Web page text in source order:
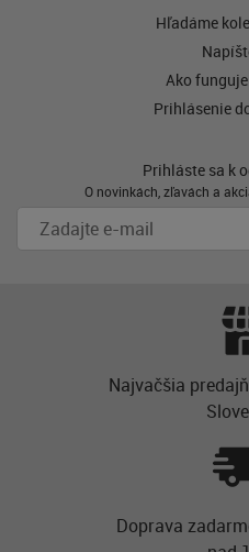
Hľadáme
Ako
Prihlásenie
Prihláste sa k
O novinkách, zľavách a
Najvačšia
Doprava